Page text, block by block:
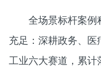
全场景标杆案例
充足 ：深耕政务、医
工业六大赛道，累计